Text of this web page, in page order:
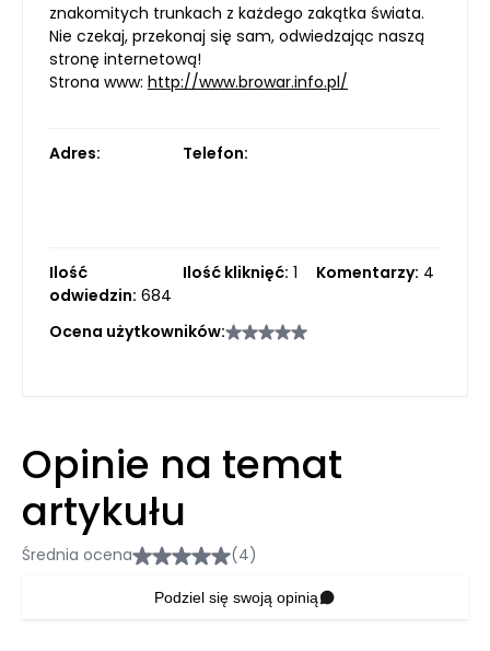
znakomitych trunkach z każdego zakątka świata.
Nie czekaj, przekonaj się sam, odwiedzając naszą
stronę internetową!
Strona www: http://www.browar.info.pl/
Adres: Telefon:
Ilość
odwiedzin: 684
Ilość kliknięć: 1 Komentarzy: 4
Ocena użytkowników:
Opinie na temat
artykułu
Średnia ocena (4)
Podziel się swoją opinią